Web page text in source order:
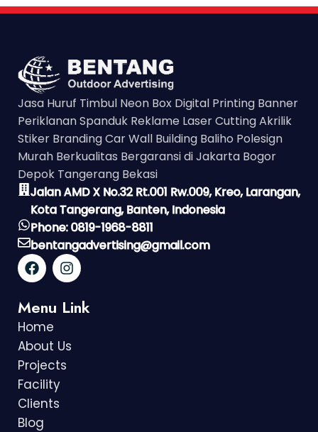
Jasa Huruf Timbul Neon Box Digital Printing Banner
Periklanan Spanduk Reklame Laser Cutting Akrilik
Stiker Branding Car Wall Building Baliho Polesign
Murah Berkualitas Bergaransi di Jakarta Bogor
Depok Tangerang Bekasi
Jalan AMD X No.32 Rt.001 Rw.009, Kreo, Larangan,
Kota Tangerang, Banten, Indonesia
Phone: 0819-1968-8811
bentangadvertising@gmail.com
Menu Link
Home
About Us
Projects
Facility
Clients
Blog